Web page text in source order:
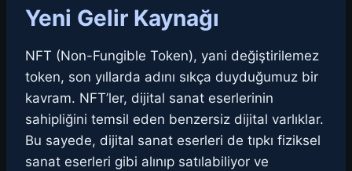
Yeni Gelir Kaynağı
NFT (Non-Fungible Token), yani değiştirilemez
token, son yıllarda adını sıkça duyduğumuz bir
kavram. NFT’ler, dijital sanat eserlerinin
sahipliğini temsil eden benzersiz dijital varlıklar.
Bu sayede, dijital sanat eserleri de tıpkı fiziksel
sanat eserleri gibi alınıp satılabiliyor ve